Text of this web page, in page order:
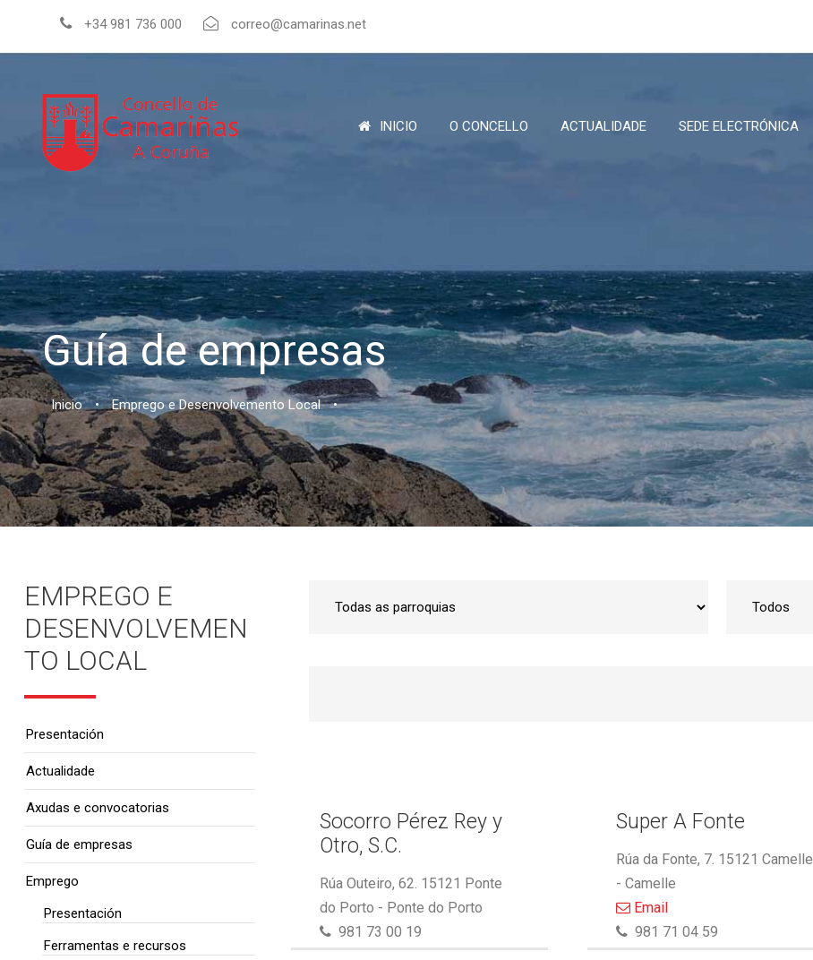
+34 981 736 000 correo@camarinas.net
INICIO O CONCELLO ACTUALIDADE SEDE ELECTRÓNICA
Guía de empresas
Inicio • Emprego e Desenvolvemento Local •
Socorro Pérez Rey y
Otro, S.C.
Rúa Outeiro, 62. 15121 Ponte
do Porto - Ponte do Porto
981 73 00 19
Super A Fonte
Rúa da Fonte, 7. 15121 Camelle
- Camelle
Email
981 71 04 59
EMPREGO E
DESENVOLVEMEN
TO LOCAL
Presentación
Actualidade
Axudas e convocatorias
Guía de empresas
Emprego
Presentación
Ferramentas e recursos